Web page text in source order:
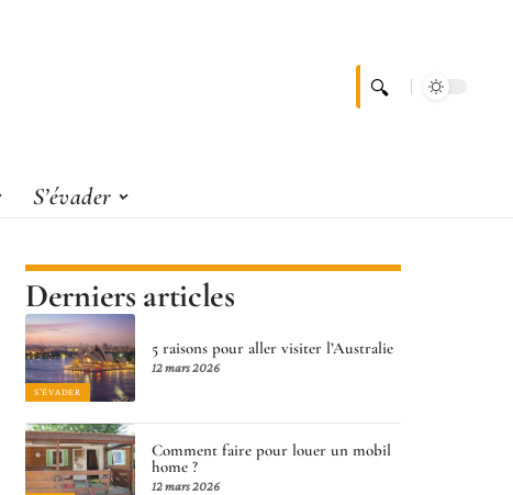
S’évader
Derniers articles
S'ÉVADER
5 raisons pour aller visiter l’Australie
12 mars 2026
Comment faire pour louer un mobil
home ?
12 mars 2026